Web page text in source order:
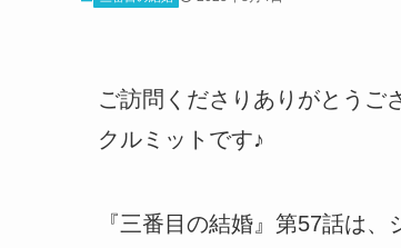
ご訪問くださりありがとうご
クルミットです♪
『三番目の結婚』第57話は